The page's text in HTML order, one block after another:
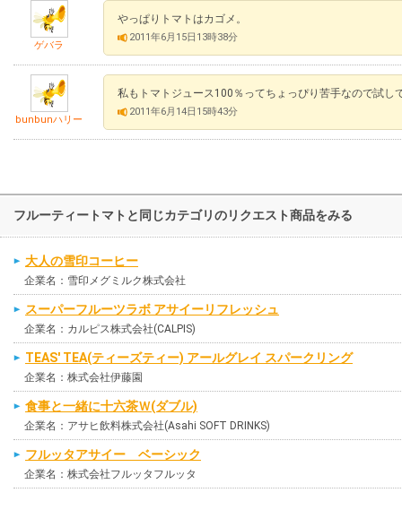
ゲバラ
やっぱりトマトはカゴメ。
2011年6月15日13時38分
bunbunハリー
私もトマトジュース100％ってちょっぴり苦手なので試し
2011年6月14日15時43分
フルーティートマトと同じカテゴリのリクエスト商品をみる
大人の雪印コーヒー
企業名：雪印メグミルク株式会社
スーパーフルーツラボ アサイーリフレッシュ
企業名：カルピス株式会社(CALPIS)
TEAS' TEA(ティーズティー) アールグレイ スパークリング
企業名：株式会社伊藤園
食事と一緒に十六茶Ｗ(ダブル)
企業名：アサヒ飲料株式会社(Asahi SOFT DRINKS)
フルッタアサイー ベーシック
企業名：株式会社フルッタフルッタ